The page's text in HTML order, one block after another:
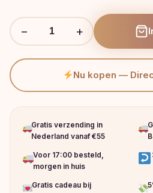
− +
Nu kopen —
Gratis verzending in
Nederland vanaf €55
Voor 17:00 besteld,
morgen in huis
Gratis cadeau bij